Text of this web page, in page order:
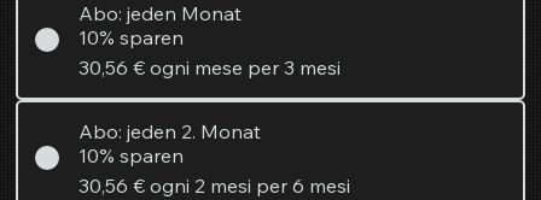
Abo: jeden Monat
10% sparen
30,56 € ogni mese per 3 mesi
Abo: jeden 2. Monat
10% sparen
30,56 € ogni 2 mesi per 6 mesi